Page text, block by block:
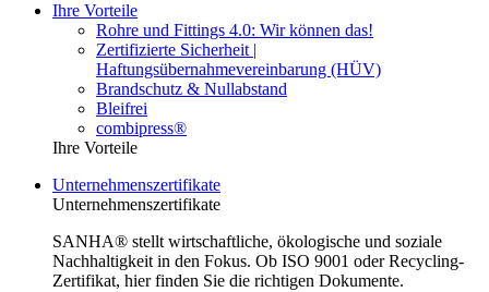
Ihre Vorteile
Rohre und Fittings 4.0: Wir können das!
Zertifizierte Sicherheit |
Haftungsübernahmevereinbarung (HÜV)
Brandschutz & Nullabstand
Bleifrei
combipress®
Ihre Vorteile
Unternehmenszertifikate
Unternehmenszertifikate
SANHA® stellt wirtschaftliche, ökologische und soziale
Nachhaltigkeit in den Fokus. Ob ISO 9001 oder Recycling-
Zertifikat, hier finden Sie die richtigen Dokumente.